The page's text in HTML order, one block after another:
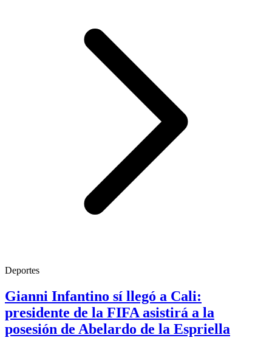
Deportes
Gianni Infantino sí llegó a Cali:
presidente de la FIFA asistirá a la
posesión de Abelardo de la Espriella